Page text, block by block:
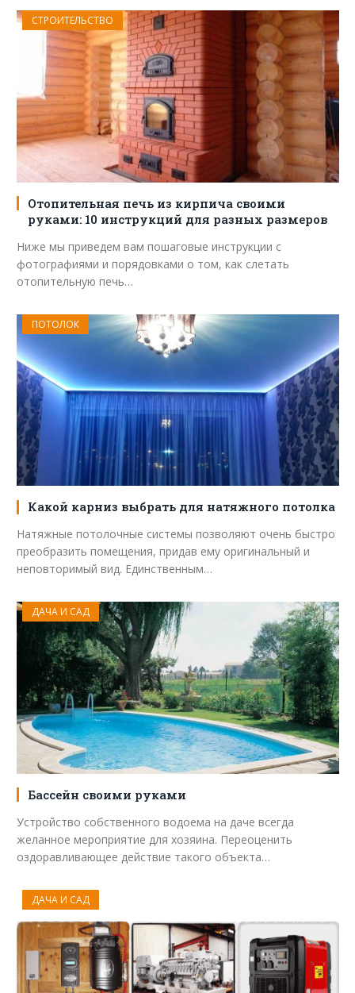
СТРОИТЕЛЬСТВО
Отопительная печь из кирпича своими
руками: 10 инструкций для разных размеров
Ниже мы приведем вам пошаговые инструкции с
фотографиями и порядовками о том, как слетать
отопительную печь…
ПОТОЛОК
Какой карниз выбрать для натяжного потолка
Натяжные потолочные системы позволяют очень быстро
преобразить помещения, придав ему оригинальный и
неповторимый вид. Единственным…
ДАЧА И САД
Бассейн своими руками
Устройство собственного водоема на даче всегда
желанное мероприятие для хозяина. Переоценить
оздоравливающее действие такого объекта…
ДАЧА И САД